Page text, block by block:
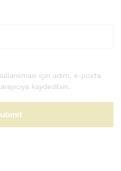
için adım, e-posta
kaydedilsin.